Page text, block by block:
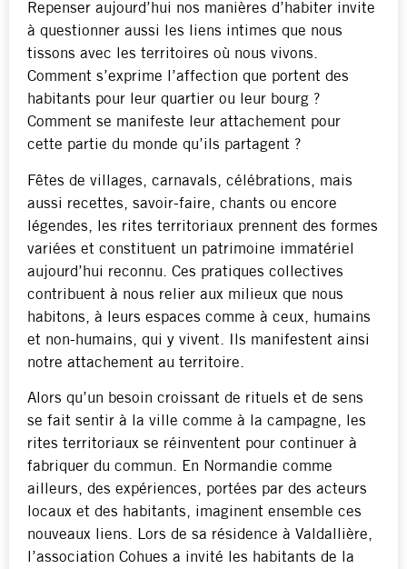
Repenser aujourd’hui nos manières d’habiter invite
à questionner aussi les liens intimes que nous
tissons avec les territoires où nous vivons.
Comment s’exprime l’affection que portent des
habitants pour leur quartier ou leur bourg ?
Comment se manifeste leur attachement pour
cette partie du monde qu’ils partagent ?
Fêtes de villages, carnavals, célébrations, mais
aussi recettes, savoir-faire, chants ou encore
légendes, les rites territoriaux prennent des formes
variées et constituent un patrimoine immatériel
aujourd’hui reconnu. Ces pratiques collectives
contribuent à nous relier aux milieux que nous
habitons, à leurs espaces comme à ceux, humains
et non-humains, qui y vivent. Ils manifestent ainsi
notre attachement au territoire.
Alors qu’un besoin croissant de rituels et de sens
se fait sentir à la ville comme à la campagne, les
rites territoriaux se réinventent pour continuer à
fabriquer du commun. En Normandie comme
ailleurs, des expériences, portées par des acteurs
locaux et des habitants, imaginent ensemble ces
nouveaux liens. Lors de sa résidence à Valdallière,
l’association Cohues a invité les habitants de la